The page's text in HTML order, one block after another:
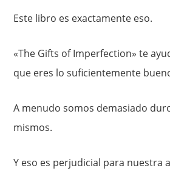
Este libro es exactamente eso.
«The Gifts of Imperfection» te
que eres lo suficientemente
A menudo somos demasiado
mismos.
Y eso es perjudicial para nuestra